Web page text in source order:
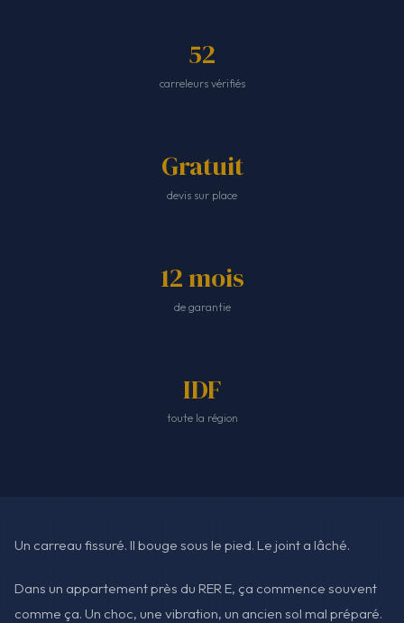
52
carreleurs vérifiés
Gratuit
devis sur place
12 mois
de garantie
IDF
toute la région
Un carreau fissuré. Il bouge sous le pied. Le joint a lâché.
Dans un appartement près du RER E, ça commence souvent
comme ça. Un choc, une vibration, un ancien sol mal préparé.